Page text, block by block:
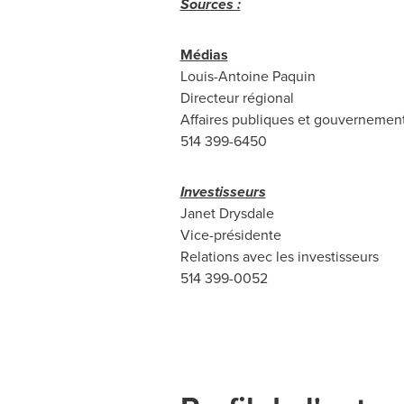
Médias
Louis-Antoine Paquin
Directeur régional
Affaires publiques et
514 399-6450
Investisseurs
Janet Drysdale
Vice-présidente
Relations avec les investisseurs
514 399-0052